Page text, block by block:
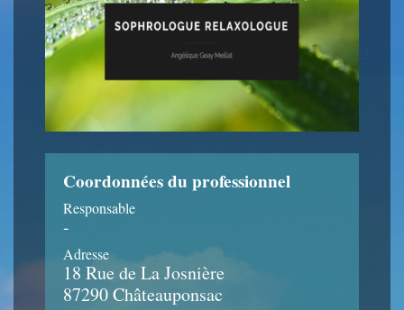
Coordonnées du professionnel
Responsable
-
Adresse
18 Rue de La Josnière
87290 Châteauponsac